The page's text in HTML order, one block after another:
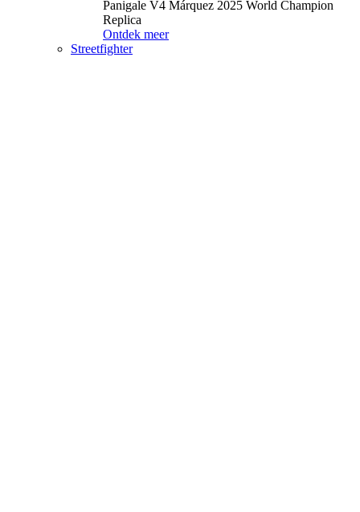
Panigale V4 Márquez 2025 World Champion
Replica
Ontdek meer
Streetfighter